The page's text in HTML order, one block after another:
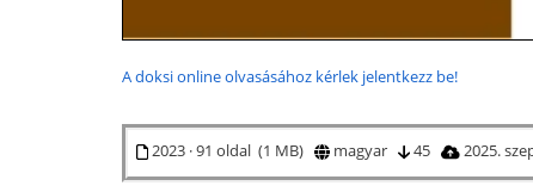
A doksi online olvasásához kérlek jelentkezz be!
2023 · 91 oldal (1 MB) magyar 45 2025.